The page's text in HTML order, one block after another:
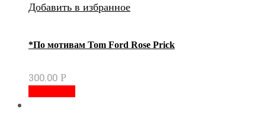
Добавить в избранное
*По мотивам Tom Ford Rose Prick
300.00 Р